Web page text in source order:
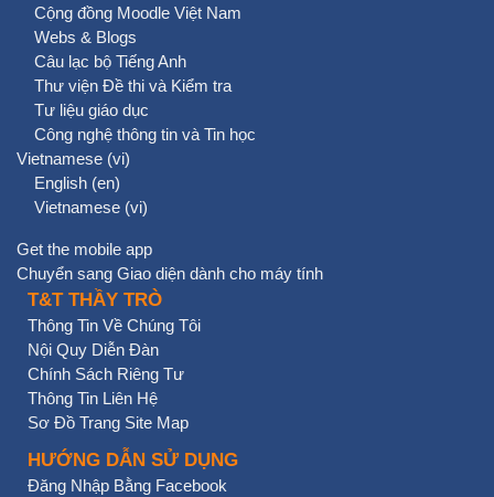
Cộng đồng Moodle Việt Nam
Webs & Blogs
Câu lạc bộ Tiếng Anh
Thư viện Đề thi và Kiểm tra
Tư liệu giáo dục
Công nghệ thông tin và Tin học
Vietnamese ‎(vi)‎
English ‎(en)‎
Vietnamese ‎(vi)‎
Get the mobile app
Chuyển sang Giao diện dành cho máy tính
T&T THẦY TRÒ
Thông Tin Về Chúng Tôi
Nội Quy Diễn Đàn
Chính Sách Riêng Tư
Thông Tin Liên Hệ
Sơ Đồ Trang Site Map
HƯỚNG DẪN SỬ DỤNG
Đăng Nhập Bằng Facebook